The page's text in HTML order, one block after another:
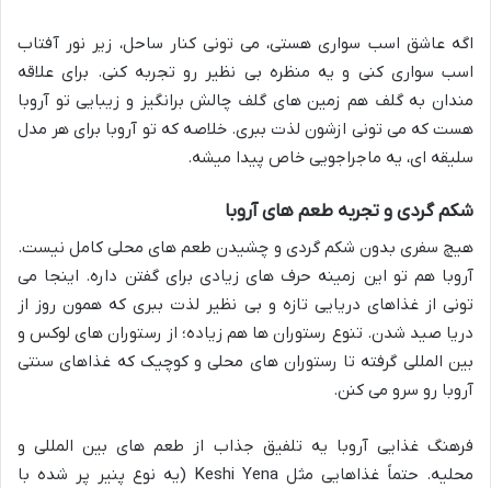
اگه عاشق اسب سواری هستی، می تونی کنار ساحل، زیر نور آفتاب
اسب سواری کنی و یه منظره بی نظیر رو تجربه کنی. برای علاقه
مندان به گلف هم زمین های گلف چالش برانگیز و زیبایی تو آروبا
هست که می تونی ازشون لذت ببری. خلاصه که تو آروبا برای هر مدل
سلیقه ای، یه ماجراجویی خاص پیدا میشه.
شکم گردی و تجربه طعم های آروبا
هیچ سفری بدون شکم گردی و چشیدن طعم های محلی کامل نیست.
آروبا هم تو این زمینه حرف های زیادی برای گفتن داره. اینجا می
تونی از غذاهای دریایی تازه و بی نظیر لذت ببری که همون روز از
دریا صید شدن. تنوع رستوران ها هم زیاده؛ از رستوران های لوکس و
بین المللی گرفته تا رستوران های محلی و کوچیک که غذاهای سنتی
آروبا رو سرو می کنن.
فرهنگ غذایی آروبا یه تلفیق جذاب از طعم های بین المللی و
محلیه. حتماً غذاهایی مثل Keshi Yena (یه نوع پنیر پر شده با